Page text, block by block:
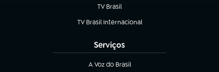
TV Brasil
(abre em nova aba)
TV Brasil Internacional
(abre em nova aba)
Serviços
A Voz do Brasil
(abre em nova aba)